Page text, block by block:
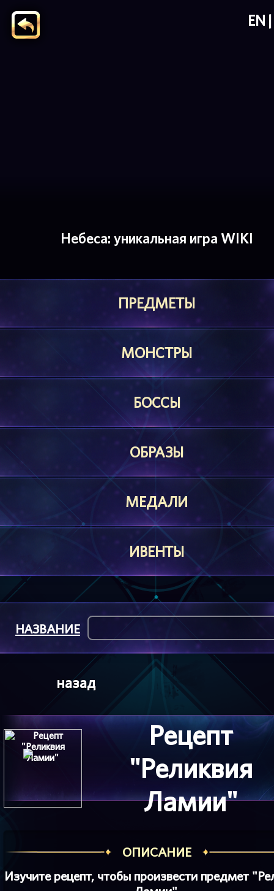
EN
Небеса: уникальная игра WIKI
ПРЕДМЕТЫ
МОНСТРЫ
БОССЫ
ОБРАЗЫ
МЕДАЛИ
ИВЕНТЫ
назад
НАЗВАНИЕ
Рецепт
"Реликвия
Ламии"
ОПИСАНИЕ
Изучите рецепт, чтобы произвести предмет